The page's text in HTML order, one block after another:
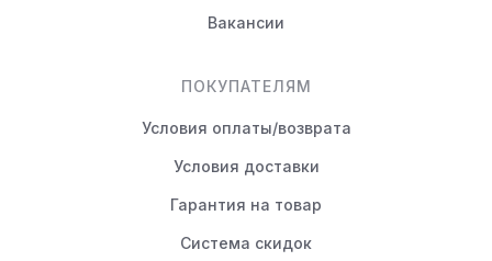
Вакансии
ПОКУПАТЕЛЯМ
Условия оплаты/возврата
Условия доставки
Гарантия на товар
Система скидок